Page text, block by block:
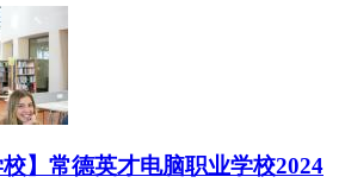
校】常德英才电脑职业学校2024